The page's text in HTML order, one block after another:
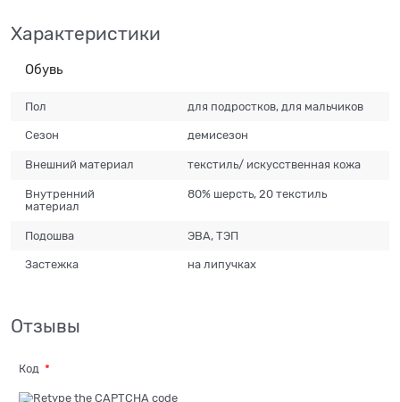
Характеристики
Обувь
Пол для подростков, для мальчиков
Сезон демисезон
Внешний материал текстиль/ искусственная кожа
Внутренний
материал
80% шерсть, 20 текстиль
Подошва ЭВА, ТЭП
Застежка на липучках
Отзывы
Код